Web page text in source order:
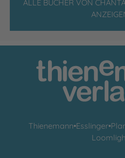
ALLE BÜCHER VON
Thienemann•Esslinger•